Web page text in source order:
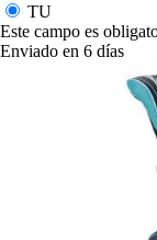
TU
Este campo es
Enviado en 6 días